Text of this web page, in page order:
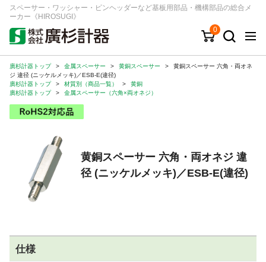
スペーサー・ワッシャー・ピンヘッダーなど基板用部品・機構部品の総合メ
ーカー《HIROSUGI》
0
キーワード 品番/シリーズ
商品カテゴリから探す
ジャンルから探す
シリーズから探す
ログイン
注文・見積りについて
お問い合わせ窓口
会社情報
廣杉計器トップ > 金属スペーサー > 黄銅スペーサー >
黄銅スペーサー 六角・両オネ
ジ 違径 (ニッケルメッキ)／ESB-E(違径)
廣杉計器トップ
> 材質別（商品一覧） >
黄銅
廣杉計器トップ
> 金属スペーサー（六角×両オネジ）
黄銅スペーサー 六角・両オネジ 違
径 (ニッケルメッキ)／ESB-E(違径)
仕様